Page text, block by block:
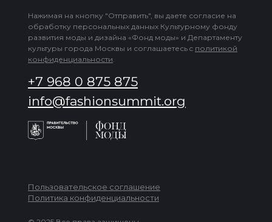
+7 968 0 875 875
info@fashionsummit.org
Политика конфиденциальности
Пользовательское соглашение
Нажимая на кнопку "Отправить", вы даете согласие на
обработку персональных данных Культурному фонду
развития моды и дизайна «Фонд моды» и Департаменту
культуры города Москвы и соглашаетесь c политикой
конфиденциальности.